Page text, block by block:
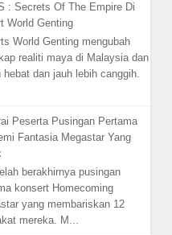
: Secrets Of The Empire Di
World Genting
World Genting mengubah
realiti maya di Malaysia dan
dan jauh lebih canggih.
Peserta Pusingan Pertama
Fantasia Megastar Yang
berakhirnya pusingan
konsert Homecoming
yang membariskan 12
mereka. M...